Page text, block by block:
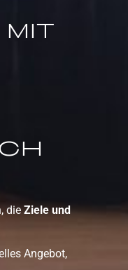
dieZiele und
Angebot,